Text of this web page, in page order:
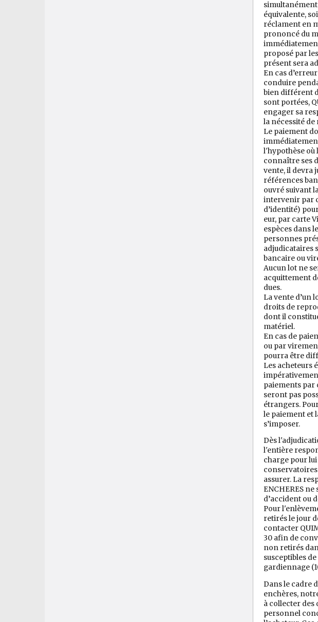
équivalente,
réclament en
prononcé du
proposé par
présent sera
En cas
conduire
bien différent
sont portées,
engager sa
la nécessité
Le paiement
l'hypothèse où
connaître ses
vente, il devra
références
ouvré suivant
intervenir par
d’identité)
eur, par carte
espèces dans
personnes
adjudicataires
bancaire ou
Aucun lot ne
acquittement
dues.
La vente d’un
droits de
dont il
matériel.
En cas de
ou par
pourra être
Les acheteurs
paiements par
seront pas
étrangers.
le paiement et
s’imposer.
Dès
l'entière
charge pour
assurer. La
ENCHERES
d’accident ou
Pour
retirés le jour
contacter
30 afin de
non retirés
susceptibles
gardiennage
Dans le cadre
enchères,
à collecter des
personnel